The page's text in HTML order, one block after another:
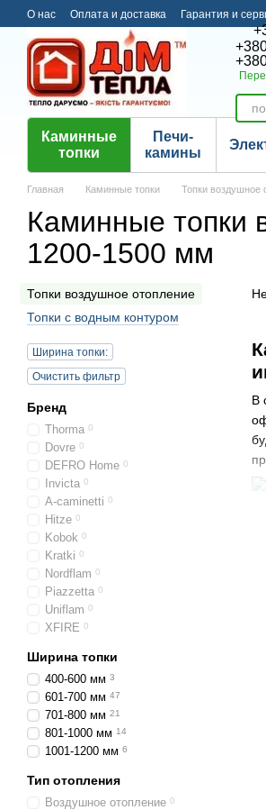
Перейти к основному контенту
О нас Оплата и доставка Гарантия и
Каминные
топки
Печи-
камины
Главная Каминные топки Топки воздушное
Каминные топки
1200-1500 мм
В
Топки воздушное отопление
Топки с водным контуром
Ширина топки:
Очистить фильтр
Бренд
Thorma 0
Dovre 0
DEFRO Home 0
Invicta 0
A-caminetti 0
Hitze 0
Kobok 0
Kratki 0
Nordflam 0
Piazzetta 0
Uniflam 0
XFIRE 0
Ширина топки
400-600 мм 3
601-700 мм 47
701-800 мм 21
801-1000 мм 14
1001-1200 мм 6
Тип отопления
Воздушное отопление 0